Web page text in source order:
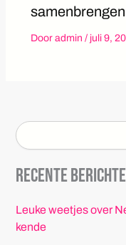
samenbrengen
Door admin / juli 9,
Recente
Leuke weetjes over
kende